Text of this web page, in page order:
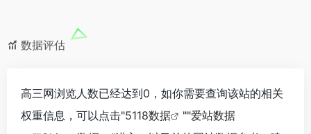
数据评估
高三网浏览人数已经达到0，如你需要查询该站的相关
权重信息，可以点击"5118数据 ""爱站数据